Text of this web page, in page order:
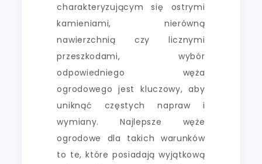
charakteryzującym się ostrymi
kamieniami, nierówną
nawierzchnią czy licznymi
przeszkodami, wybór
odpowiedniego węża
ogrodowego jest kluczowy, aby
uniknąć częstych napraw i
wymiany. Najlepsze węże
ogrodowe dla takich warunków
to te, które posiadają wyjątkową